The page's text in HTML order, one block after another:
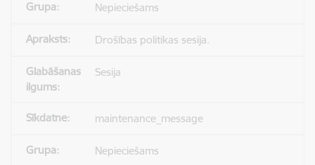
Nepieciešams
Drošības politikas sesija.
Sesija
maintenance_message
Nepieciešams